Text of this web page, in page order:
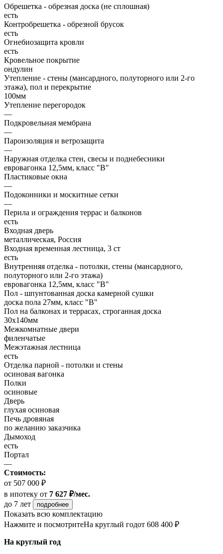
Обрешетка - обрезная доска (не сплошная)
есть
Контробрешетка - обрезной брусок
есть
Огнебиозащита кровли
есть
Кровельное покрытие
ондулин
Утепление - стены (мансардного, полуторного или 2-го
этажа), пол и перекрытие
100мм
Утепление перегородок
—
Подкровельная мембрана
—
Пароизоляция и ветрозащита
—
Наружная отделка стен, свесы и поднебесники
евровагонка 12,5мм, класс "В"
Пластиковые окна
—
Подоконники и москитные сетки
—
Перила и ограждения террас и балконов
есть
Входная дверь
металлическая, Россия
Входная временная лестница, 3 ст
есть
Внутренняя отделка - потолки, стены (мансардного,
полуторного или 2-го этажа)
евровагонка 12,5мм, класс "В"
Пол - шпунтованная доска камерной сушки
доска пола 27мм, класс "B"
Пол на балконах и террасах, строганная доска
30x140мм
Межкомнатные двери
филенчатые
Межэтажная лестница
есть
Отделка парной - потолки и стены
осиновая вагонка
Полки
осиновые
Дверь
глухая осиновая
Печь дровяная
по желанию заказчика
Дымоход
есть
Портал
—
Стоимость:
от 507 000 ₽
в ипотеку от 7 627 ₽/мес.
до 7 лет
подробнее
Показать всю комплектацию
Нажмите и посмотритеНа круглый годот 608 400 ₽
На круглый год